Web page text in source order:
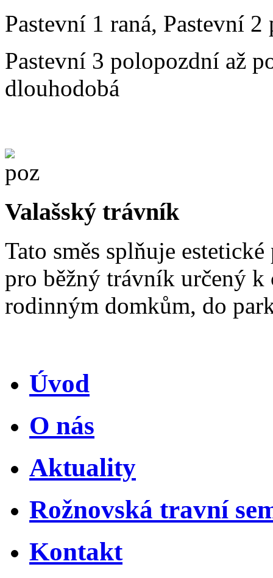
Pastevní 1 raná, Pastevní
Pastevní 3 polopozdní až
dlouhodobá
Valašský trávník
Tato směs splňuje
pro běžný trávník určený k
rodinným domkům, do
Úvod
O nás
Aktuality
Rožnovská travní
Kontakt